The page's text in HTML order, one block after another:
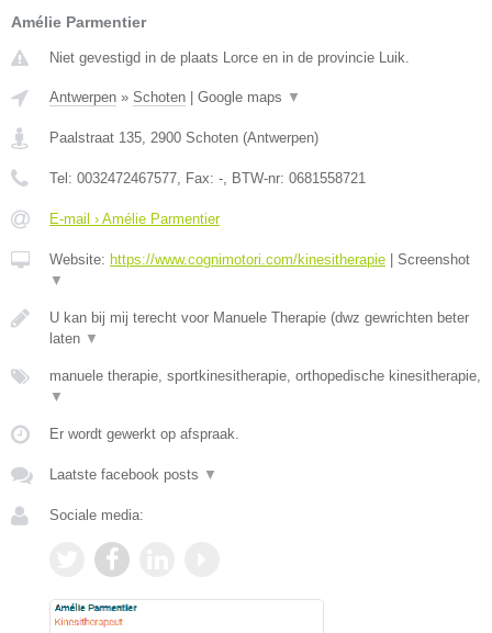
Amélie Parmentier
Niet gevestigd in de plaats Lorce en in de provincie Luik.
Antwerpen » Schoten Google maps ▼
Paalstraat 135, 2900 Schoten (Antwerpen)
Tel: 0032472467577, Fax: -, BTW-nr: 0681558721
E-mail › Amélie Parmentier
Website: https://www.cognimotori.com/kinesitherapie
Screenshot
▼
U kan bij mij terecht voor Manuele Therapie (dwz gewrichten beter
laten ▼
manuele therapie, sportkinesitherapie, orthopedische kinesitherapie,
▼
Er wordt gewerkt op afspraak.
Laatste facebook posts ▼
Sociale media: